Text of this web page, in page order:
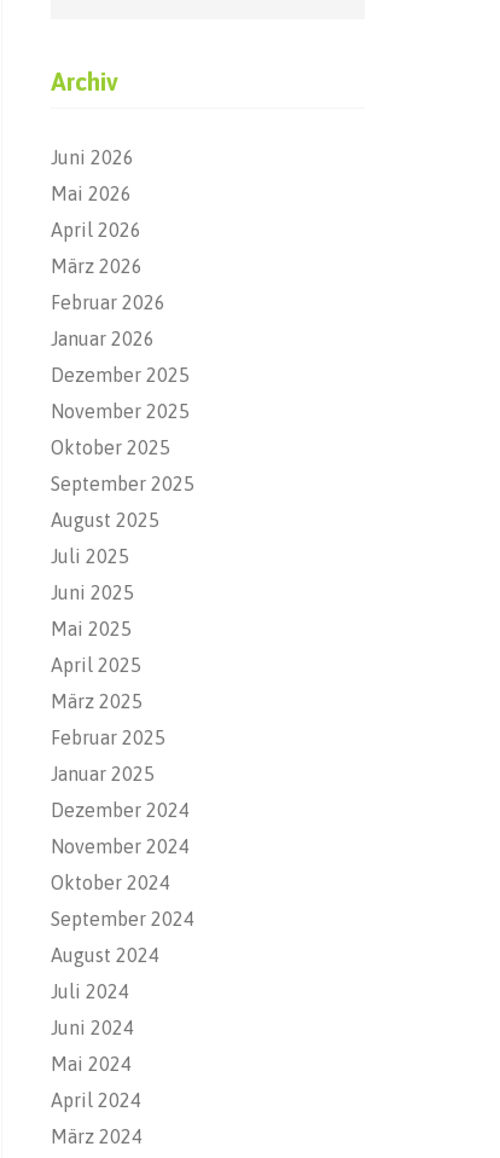
Archiv
Juni 2026
Mai 2026
April 2026
März 2026
Februar 2026
Januar 2026
Dezember 2025
November 2025
Oktober 2025
September 2025
August 2025
Juli 2025
Juni 2025
Mai 2025
April 2025
März 2025
Februar 2025
Januar 2025
Dezember 2024
November 2024
Oktober 2024
September 2024
August 2024
Juli 2024
Juni 2024
Mai 2024
April 2024
März 2024